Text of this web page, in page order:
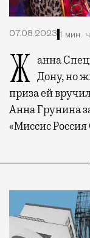
07.08.2023 1 мин.
Жанна Специальная родилась в Ростове-на- Дону, но
приза ей
Анна Грунина
«Миссис Россия